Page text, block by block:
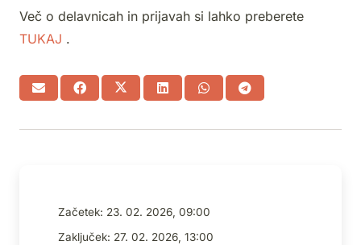
Več o delavnicah in prijavah si lahko preberete
TUKAJ .
Začetek: 23. 02. 2026, 09:00
Zaključek: 27. 02. 2026, 13:00